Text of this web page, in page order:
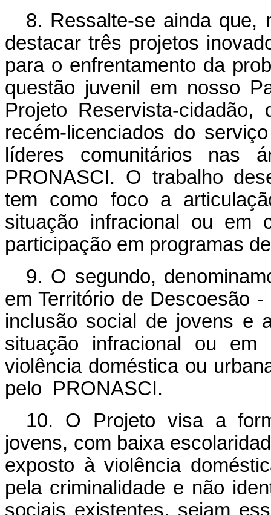
8. Ressalte-se ainda que,
destacar três projetos
para o enfrentamento da
questão juvenil em nosso
Projeto Reservista-
recém-licenciados do
líderes comunitários nas
PRONASCI. O trabalho
tem como foco a
situação infracional ou em
participação em programas
9. O segundo,
em Território de Descoesão
inclusão social de jovens e
situação infracional ou
violência doméstica ou
pelo PRONASCI.
10. O Projeto visa a
jovens, com baixa
exposto à violência
pela criminalidade e não
sociais existentes, sejam